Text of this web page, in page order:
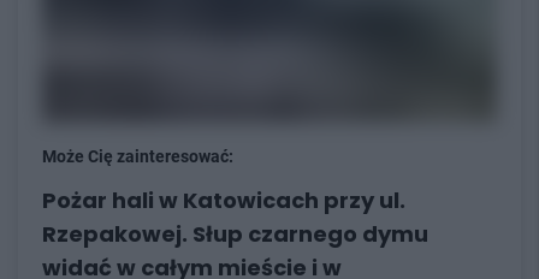
Może Cię zainteresować:
Pożar hali w Katowicach przy ul.
Rzepakowej. Słup czarnego dymu
widać w całym mieście i w